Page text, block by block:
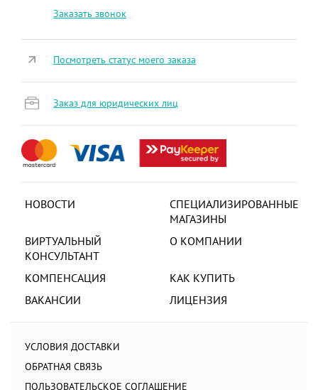
Заказать звонок
НОВОСТИ
СПЕЦИАЛИЗИРОВАННЫЕ
МАГАЗИНЫ
ВИРТУАЛЬНЫЙ
КОНСУЛЬТАНТ
О КОМПАНИИ
КОМПЕНСАЦИЯ
КАК КУПИТЬ
ВАКАНСИИ
ЛИЦЕНЗИЯ
УСЛОВИЯ ДОСТАВКИ
ОБРАТНАЯ СВЯЗЬ
ПОЛЬЗОВАТЕЛЬСКОЕ СОГЛАШЕНИЕ
Посмотреть статус моего заказа
Заказ для юридических лиц